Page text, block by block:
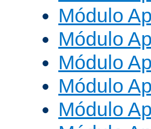
Módulo
Módulo
Módulo
Módulo
Módulo